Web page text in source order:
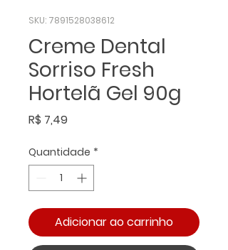
SKU: 7891528038612
Creme Dental
Sorriso Fresh
Hortelã Gel 90g
R$ 7,49Preço
Quantidade *
Adicionar ao carrinho